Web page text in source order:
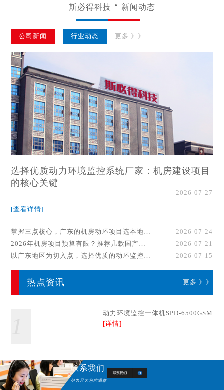
斯必得科技 新闻动态
公司新闻 行业动态 更多 》》
选择优质动力环境监控系统厂家：机房建设项目
的核心关键
2026-07-27
[查看详情]
掌握三点核心，广东的机房动环项目选本地厂家事半功倍！
2026-07-24
2026年机房项目预算有限？推荐几款国产动环监控系统品牌
2026-07-21
以广东地区为切入点，选择优质的动环监控系统厂家
2026-07-15
热点资讯 更多 》》
动力环境监控一体机SPD-6500GSM
[详情]
联系我们
努力只为您的满意